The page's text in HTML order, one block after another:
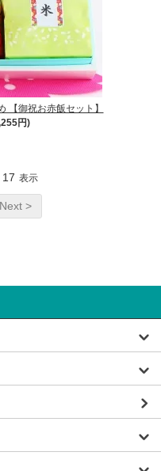
御祝お赤飯セット】
円)
17 表示
Next >